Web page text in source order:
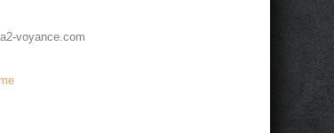
voyance.com